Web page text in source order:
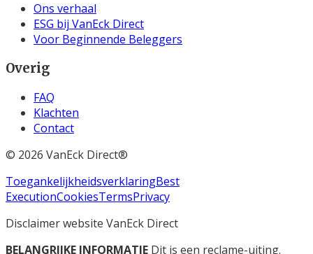
Ons verhaal
ESG bij VanEck Direct
Voor Beginnende Beleggers
Overig
FAQ
Klachten
Contact
© 2026 VanEck Direct®
ToegankelijkheidsverklaringBest
ExecutionCookiesTermsPrivacy
Disclaimer website VanEck Direct
BELANGRIJKE INFORMATIE Dit is een reclame-uiting.